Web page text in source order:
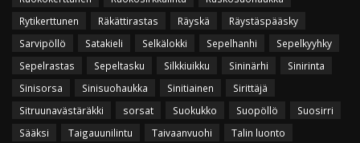
Rytikerttunen
Räkättirastas Räyskä
Räystäspääsky
Sarvipöllö
Satakieli Selkälokki Sepelhanhi
Sepelkyyhky
Sepelrastas
Sepeltasku Silkkiuikku Sininärhi
Sinirinta
Sinisorsa
Sinisuohaukka Sinitiainen
Sirittäjä
Sitruunavästäräkki
sorsat Suokukko Suopöllö
Suosirri
Sääksi
Taigauunilintu Taivaanvuohi
Talin luonto